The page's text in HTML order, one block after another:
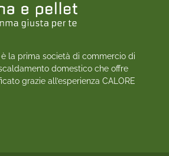
è la prima società di commercio di
domestico che offre
grazie all’esperienza CALORE